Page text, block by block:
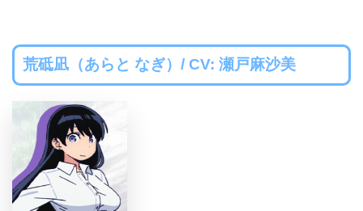
荒砥凪（あらと なぎ）/ CV: 瀬戸麻沙美